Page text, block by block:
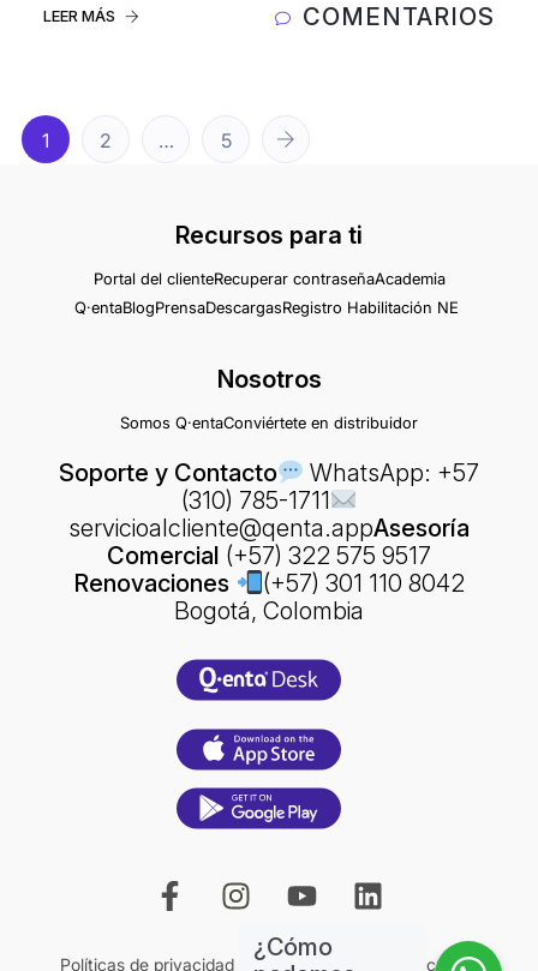
LEER MÁS COMENTARIOS
1 2 … 5
Recursos para ti
Portal del clienteRecuperar contraseñaAcademia
Q·entaBlogPrensaDescargasRegistro Habilitación NE
Nosotros
Somos Q·entaConviértete en distribuidor
Soporte y Contacto
WhatsApp: +57
(310) 785-1711
servicioalcliente@qenta.appAsesoría
Comercial (+57) 322 575 9517
Renovaciones
(+57) 301 110 8042
Bogotá, Colombia
Políticas de privacidad | Contrato Políticas de
¿Cómo